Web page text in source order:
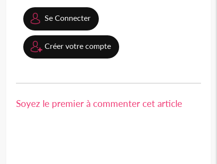
Se Connecter
Créer votre compte
Soyez le premier à commenter cet article